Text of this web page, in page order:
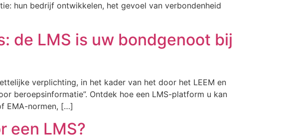
hun bedrijf ontwikkelen, het gevoel van verbondenheid
de LMS is uw bondgenoot bij
verplichting, in het kader van het door het LEEM en
beroepsinformatie”. Ontdek hoe een LMS-platform u kan
EMA-normen, […]
een LMS?